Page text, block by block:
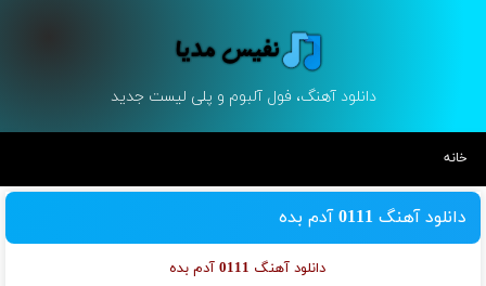
دانلود آهنگ، فول آلبوم و پلی لیست جدید
خانه
دانلود آهنگ 0111 آدم بده
دانلود آهنگ 0111 آدم بده